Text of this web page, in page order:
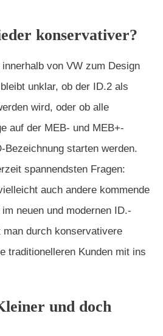
konservativer?
von VW zum Design
unklar, ob der ID.2 als
wird, oder ob alle
auf der MEB- und MEB+-
Bezeichnung starten werden.
spannendsten Fragen:
auch andere kommende
neuen und modernen ID.-
durch konservativere
traditionelleren Kunden mit ins
und doch